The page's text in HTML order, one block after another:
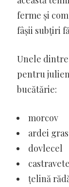
ferme și
fâșii subțiri
Unele
pentru
bucătărie:
morcov
ardei gras
dovlecel
castravete
țelină